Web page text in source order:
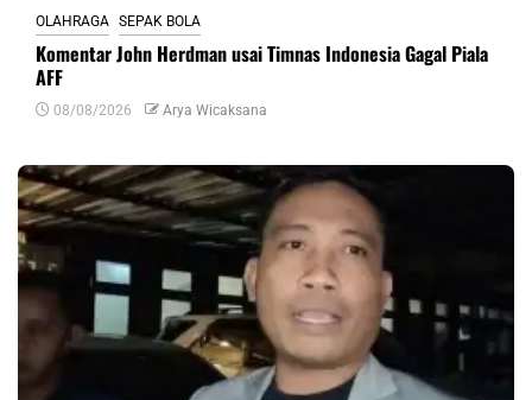
OLAHRAGA SEPAK BOLA
Komentar John Herdman usai Timnas Indonesia Gagal Piala
AFF
08/08/2026 Arya Wicaksana